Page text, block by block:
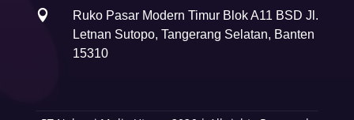

Ruko Pasar Modern Timur Blok A11 BSD Jl.
Letnan Sutopo, Tangerang Selatan, Banten
15310